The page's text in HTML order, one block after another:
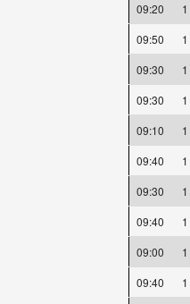
09:20
1
09:50
1
09:30
1
09:30
1
09:10
1
09:40
1
09:30
1
09:40
1
09:00
1
09:40
1